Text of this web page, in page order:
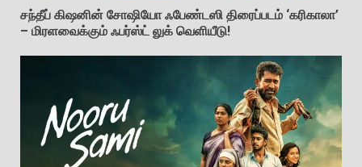
சந்தீப் கிஷனின் சோஷியோ ஃபேண்டஸி திரைப்படம் ‘கரிகாலா’
– மிரளவைக்கும் ஃபர்ஸ்ட் லுக் வெளியீடு!